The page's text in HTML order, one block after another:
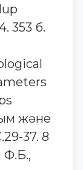
353 б.
және
37. 8
Ф.Б.,